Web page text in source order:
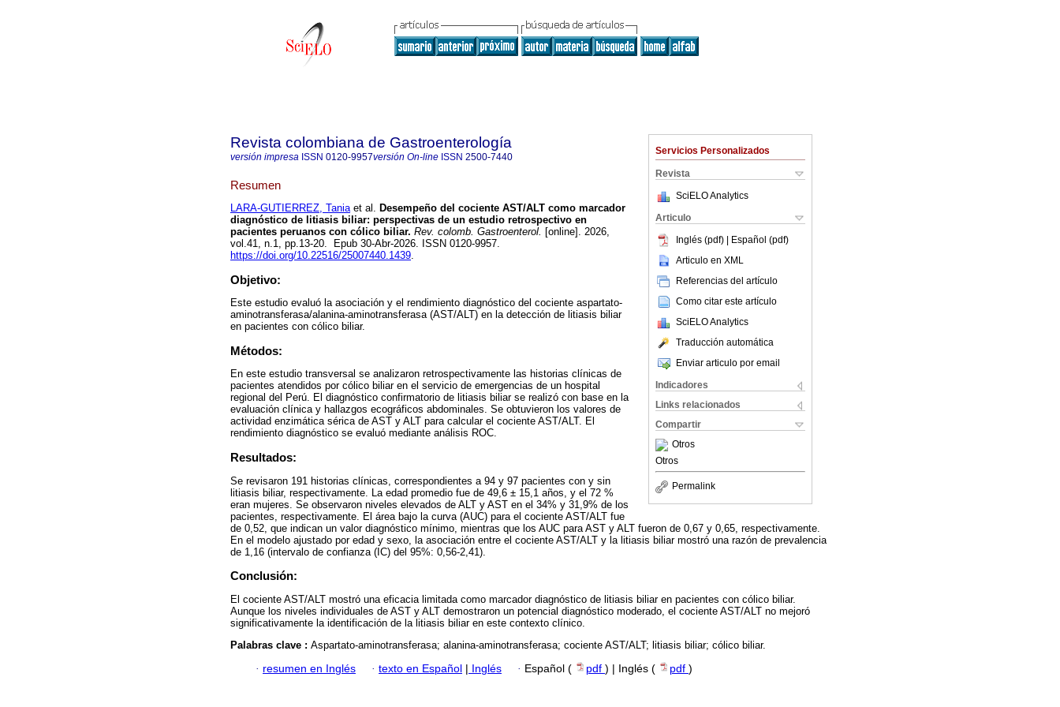
Servicios Personalizados
Revista
SciELO Analytics
Articulo
Inglés (pdf) | Español (pdf)
Articulo en XML
Referencias del artículo
Como citar este artículo
SciELO Analytics
Traducción automática
Enviar articulo por email
Indicadores
Links relacionados
Compartir
Otros
Otros
Permalink
Revista colombiana de Gastroenterología
versión impresa ISSN 0120-9957versión On-line ISSN 2500-7440
Resumen
LARA-GUTIERREZ, Taniaet al. Desempeño del cociente AST/ALT como marcador
diagnóstico de litiasis biliar: perspectivas de un estudio retrospectivo en
pacientes peruanos con cólico biliar. Rev. colomb. Gastroenterol. [online]. 2026,
vol.41, n.1, pp.13-20. Epub 30-Abr-2026. ISSN 0120-9957.
https://doi.org/10.22516/25007440.1439.
Objetivo:
Este estudio evaluó la asociación y el rendimiento diagnóstico del cociente aspartato-
aminotransferasa/alanina-aminotransferasa (AST/ALT) en la detección de litiasis biliar
en pacientes con cólico biliar.
Métodos:
En este estudio transversal se analizaron retrospectivamente las historias clínicas de
pacientes atendidos por cólico biliar en el servicio de emergencias de un hospital
regional del Perú. El diagnóstico confirmatorio de litiasis biliar se realizó con base en la
evaluación clínica y hallazgos ecográficos abdominales. Se obtuvieron los valores de
actividad enzimática sérica de AST y ALT para calcular el cociente AST/ALT. El
rendimiento diagnóstico se evaluó mediante análisis ROC.
Resultados:
Se revisaron 191 historias clínicas, correspondientes a 94 y 97 pacientes con y sin
litiasis biliar, respectivamente. La edad promedio fue de 49,6 ± 15,1 años, y el 72 %
eran mujeres. Se observaron niveles elevados de ALT y AST en el 34% y 31,9% de los
pacientes, respectivamente. El área bajo la curva (AUC) para el cociente AST/ALT fue
de 0,52, que indican un valor diagnóstico mínimo, mientras que los AUC para AST y ALT fueron de 0,67 y 0,65, respectivamente.
En el modelo ajustado por edad y sexo, la asociación entre el cociente AST/ALT y la litiasis biliar mostró una razón de prevalencia
de 1,16 (intervalo de confianza (IC) del 95%: 0,56-2,41).
Conclusión:
El cociente AST/ALT mostró una eficacia limitada como marcador diagnóstico de litiasis biliar en pacientes con cólico biliar.
Aunque los niveles individuales de AST y ALT demostraron un potencial diagnóstico moderado, el cociente AST/ALT no mejoró
significativamente la identificación de la litiasis biliar en este contexto clínico.
Palabras clave : Aspartato-aminotransferasa; alanina-aminotransferasa; cociente AST/ALT; litiasis biliar; cólico biliar.
· resumen en Inglés · texto en Español Inglés · Español ( pdf ) | Inglés ( pdf )